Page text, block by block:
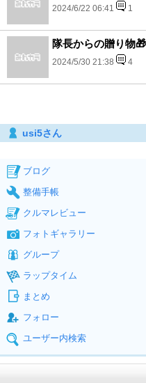
2024/6/22 06:41 1
隊長からの贈り物
2024/5/30 21:38 4
usi5さん
ブログ
整備手帳
クルマレビュー
フォトギャラリー
グループ
ラップタイム
まとめ
フォロー
ユーザー内検索